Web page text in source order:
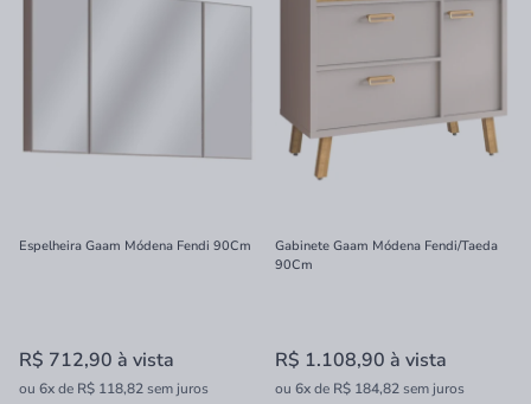
Espelheira Gaam Módena Fendi 90Cm
R$ 712,90 à vista
ou 6xde R$ 118,82sem juros
Gabinete Gaam Módena Fendi/Taeda
90Cm
R$ 1.108,90 à vista
ou 6xde R$ 184,82sem juros